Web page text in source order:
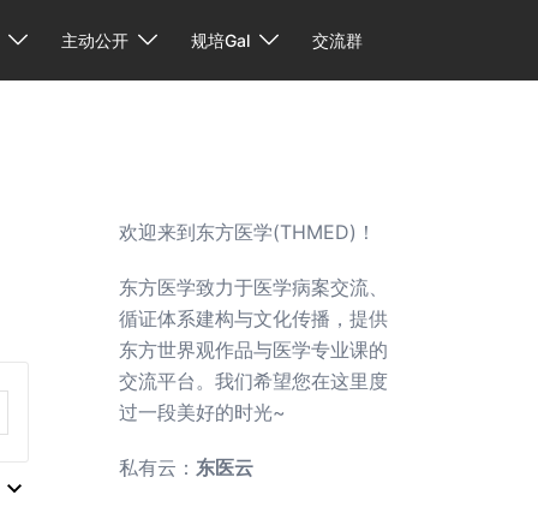
主动公开 规培Gal 交流群
欢迎来到东方医学(THMED)！
东方医学致力于医学病案交流、
循证体系建构与文化传播，提供
东方世界观作品与医学专业课的
交流平台。我们希望您在这里度
过一段美好的时光~
私有云： 东医云